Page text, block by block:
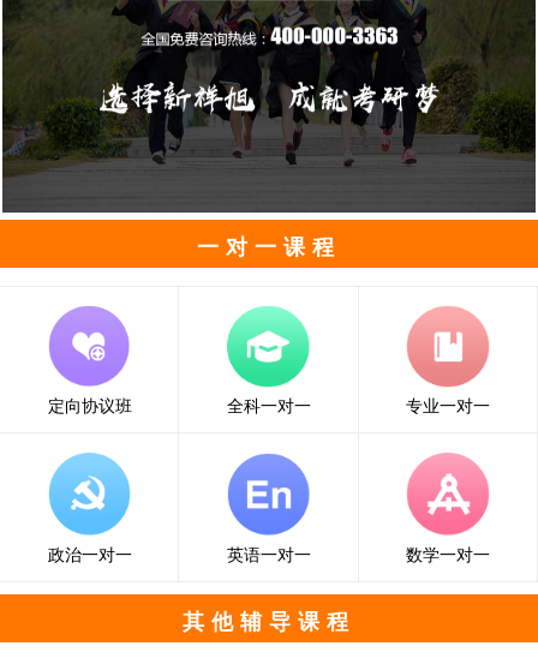
一对一课程
定向协议班 全科一对一 专业一对一
政治一对一 英语一对一 数学一对一
其他辅导课程